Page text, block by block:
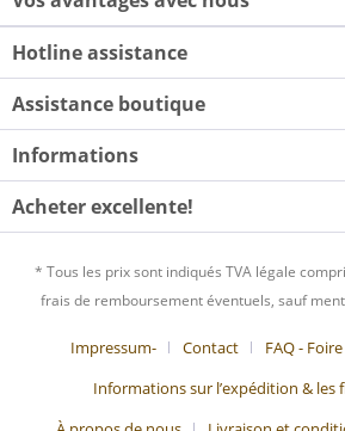
Hotline assistance
Assistance boutique
Informations
Acheter excellente!
* Tous les prix sont indiqués TVA légale
frais de remboursement éventuels, sauf
Impressum- Contact
FAQ -
Informations sur l’expédition & les